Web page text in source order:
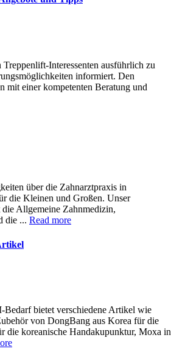
Interessenten ausführlich zu
informiert. Den
mit einer kompetenten Beratung und
über die Zahnarztpraxis in
die Kleinen und Großen. Unser
Allgemeine Zahnmedizin,
die ... Read more
bietet verschiedene Artikel wie
von DongBang aus Korea für die
die koreanische Handakupunktur, Moxa in